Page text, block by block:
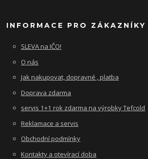
INFORMACE PRO ZÁKAZNÍKY
SLEVA na IČO!
O nás
Jak nakupovat, dopravné , platba
Doprava zdarma
servis 1+1 rok zdarma na výrobky Tefcold
Reklamace a servis
Obchodní podmínky
Kontakty a otevírací doba